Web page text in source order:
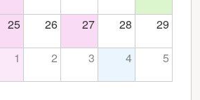
25 26 27 28 29
1 2 3 4 5